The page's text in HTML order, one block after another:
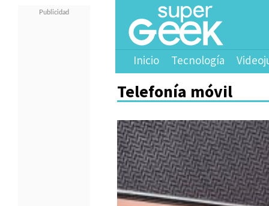
Inicio Tecnología
Telefonía móvil